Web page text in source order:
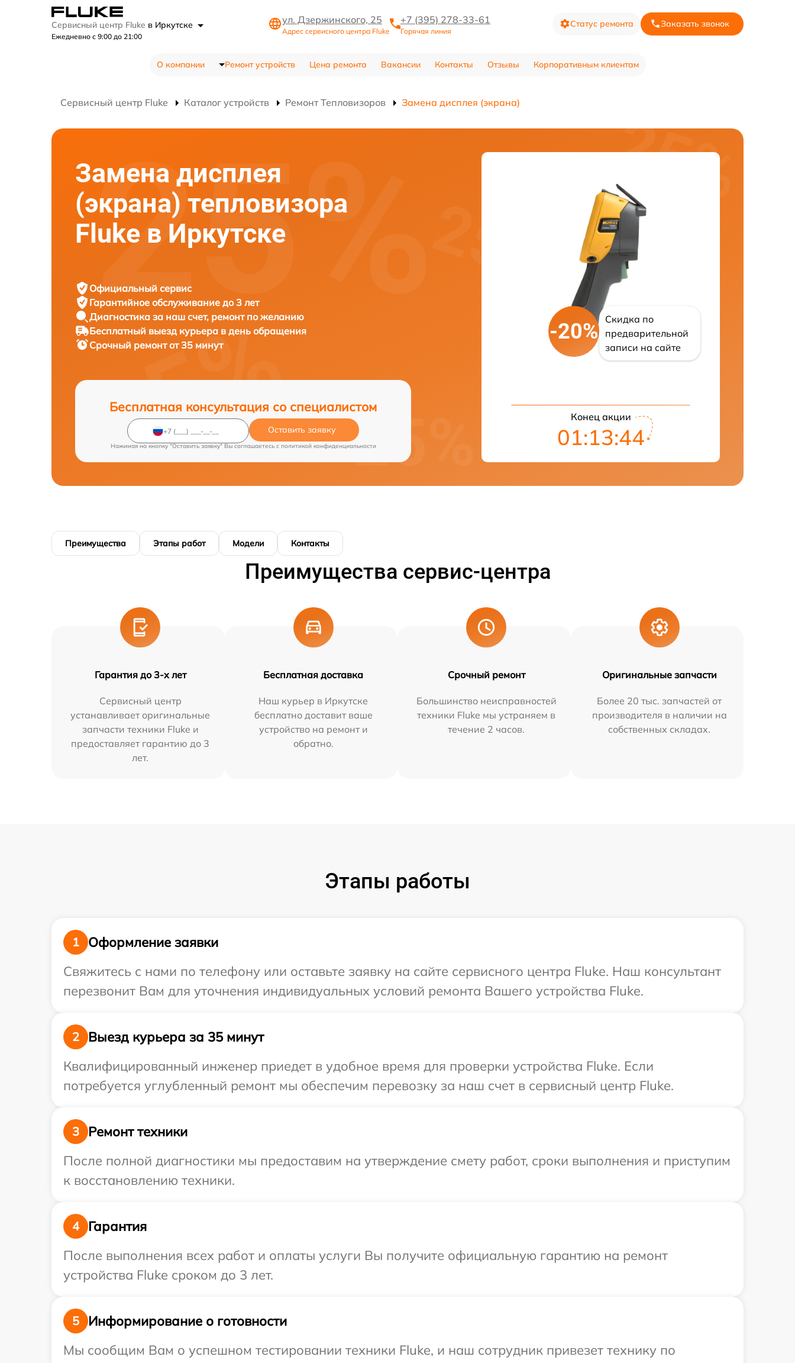
Сервисный центр Fluke в Иркутске
Ежедневно с 9:00 до 21:00
ул. Дзержинского, 25
Адрес сервисного центра Fluke
+7 (395) 278-33-61
Горячая линия
Статус ремонта Заказать звонок
О компании Ремонт устройств Цена ремонта Вакансии Контакты Отзывы Корпоративным клиентам
Сервисный центр Fluke Каталог устройств Ремонт Тепловизоров Замена дисплея (экрана)
Замена дисплея
(экрана) тепловизора
Fluke в Иркутске
Официальный сервис
Гарантийное обслуживание до 3 лет
Диагностика за наш счет, ремонт по желанию
Бесплатный выезд курьера в день обращения
Срочный ремонтот 35 минут
Бесплатная консультация со специалистом
Оставить заявку
Нажимая на кнопку "Оставить заявку" Вы соглашаетесь c политикой конфиденциальности
-20%
Скидка по
предварительной
записи на сайте
Конец акции
01:13:42
Преимущества Этапы работ Модели Контакты
Преимущества сервис-центра
Гарантия до 3-х лет
Сервисный центр
устанавливает оригинальные
запчасти техники Fluke и
предоставляет гарантию до 3
лет.
Бесплатная доставка
Наш курьер в Иркутске
бесплатно доставит ваше
устройство на ремонт и
обратно.
Срочный ремонт
Большинство неисправностей
техники Fluke мы устраняем в
течение 2 часов.
Оригинальные запчасти
Более 20 тыс. запчастей от
производителя в наличии на
собственных складах.
Этапы работы
1
Оформление заявки
Свяжитесь с нами по телефону или оставьте заявку на сайте сервисного центра Fluke. Наш консультант
перезвонит Вам для уточнения индивидуальных условий ремонта Вашего устройства Fluke.
2
Выезд курьера за 35 минут
Квалифицированный инженер приедет в удобное время для проверки устройства Fluke. Если
потребуется углубленный ремонт мы обеспечим перевозку за наш счет в сервисный центр Fluke.
3
Ремонт техники
После полной диагностики мы предоставим на утверждение смету работ, сроки выполнения и приступим
к восстановлению техники.
4
Гарантия
После выполнения всех работ и оплаты услуги Вы получите официальную гарантию на ремонт
устройства Fluke сроком до 3 лет.
5
Информирование о готовности
Мы сообщим Вам о успешном тестировании техники Fluke, и наш сотрудник привезет технику по